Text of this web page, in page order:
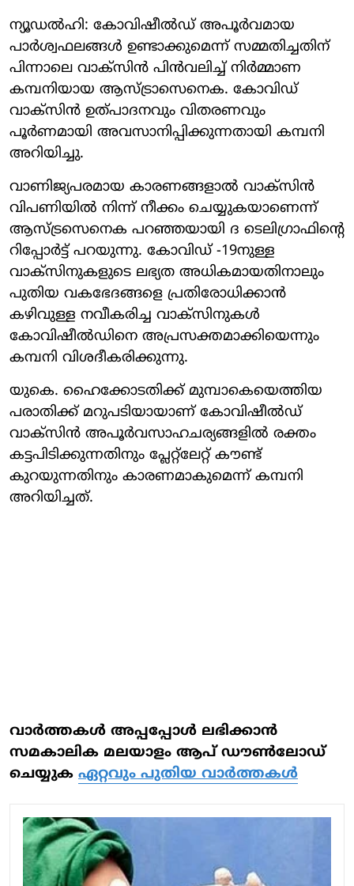
ന്യൂഡല്‍ഹി: കോവിഷീല്‍ഡ് അപൂര്‍വമായ
പാര്‍ശ്വഫലങ്ങള്‍ ഉണ്ടാക്കുമെന്ന് സമ്മതിച്ചതിന്
പിന്നാലെ വാക്‌സിന്‍ പിന്‍വലിച്ച് നിര്‍മ്മാണ
കമ്പനിയായ ആസ്ട്രാസെനെക. കോവിഡ്
വാക്‌സിന്‍ ഉത്പാദനവും വിതരണവും
പൂര്‍ണമായി അവസാനിപ്പിക്കുന്നതായി കമ്പനി
അറിയിച്ചു.
വാണിജ്യപരമായ കാരണങ്ങളാല്‍ വാക്‌സിന്‍
വിപണിയില്‍ നിന്ന് നീക്കം ചെയ്യുകയാണെന്ന്
ആസ്ട്രസെനെക പറഞ്ഞയായി ദ ടെലിഗ്രാഫിന്റെ
റിപ്പോര്‍ട്ട് പറയുന്നു. കോവിഡ് -19നുള്ള
വാക്സിനുകളുടെ ലഭ്യത അധികമായതിനാലും
പുതിയ വകഭേദങ്ങളെ പ്രതിരോധിക്കാന്‍
കഴിവുള്ള നവീകരിച്ച വാക്സിനുകള്‍
കോവിഷീല്‍ഡിനെ അപ്രസക്തമാക്കിയെന്നും
കമ്പനി വിശദീകരിക്കുന്നു.
യുകെ. ഹൈക്കോടതിക്ക് മുമ്പാകെയെത്തിയ
പരാതിക്ക് മറുപടിയായാണ് കോവിഷീല്‍ഡ്
വാക്‌സിന്‍ അപൂര്‍വസാഹചര്യങ്ങളില്‍ രക്തം
കട്ടപിടിക്കുന്നതിനും പ്ലേറ്റ്‌ലേറ്റ് കൗണ്ട്
കുറയുന്നതിനും കാരണമാകുമെന്ന് കമ്പനി
അറിയിച്ചത്.
വാര്‍ത്തകള്‍ അപ്പപ്പോള്‍ ലഭിക്കാന്‍
സമകാലിക മലയാളം ആപ് ഡൗണ്‍ലോഡ്
ചെയ്യുക ഏറ്റവും പുതിയ വാര്‍ത്തകള്‍